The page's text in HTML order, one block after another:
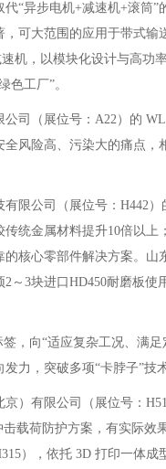
异步电机+减速机+滚筒”
可大范围的应用于带式
机，以模块化设计与高功
色工厂”。
（展位号：A22）的
风险高、污染大的痛点
公司（展位号：H442）
统金属材料提升10倍以
核心零部件解决方案。
～3块进口HD450耐磨板
向“适应复杂工况、满足
力，突破多项“卡脖子”技
有限公司（展位号：
载荷防护方案，有实际
），依托 3D 打印一体